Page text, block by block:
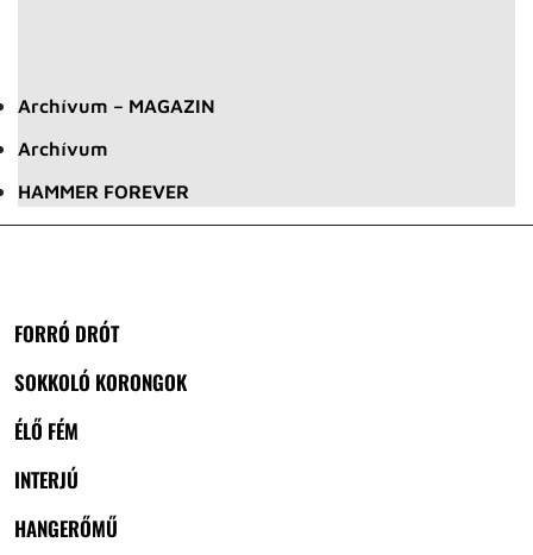
Archívum – MAGAZIN
Archívum
HAMMER FOREVER
FORRÓ DRÓT
SOKKOLÓ KORONGOK
ÉLŐ FÉM
INTERJÚ
HANGERŐMŰ